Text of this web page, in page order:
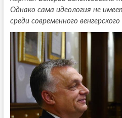
Однако сама идеология не
среди современного